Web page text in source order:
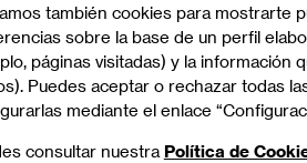
Business
Madrid
Global
Business
Universitario
también cookies para mostrarte
sobre la base de un perfil
páginas visitadas) y la información
Puedes aceptar o rechazar todas
mediante el enlace
consultar nuestra Política de